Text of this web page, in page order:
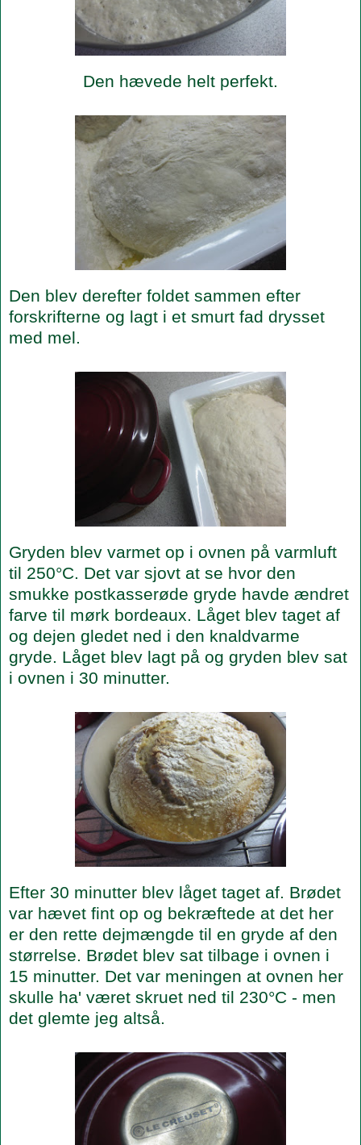
Den hævede helt perfekt.
Den blev derefter foldet sammen efter
forskrifterne og lagt i et smurt fad drysset
med mel.
Gryden blev varmet op i ovnen på varmluft
til 250°C. Det var sjovt at se hvor den
smukke postkasserøde gryde havde ændret
farve til mørk bordeaux. Låget blev taget af
og dejen gledet ned i den knaldvarme
gryde. Låget blev lagt på og gryden blev sat
i ovnen i 30 minutter.
Efter 30 minutter blev låget taget af. Brødet
var hævet fint op og bekræftede at det her
er den rette dejmængde til en gryde af den
størrelse. Brødet blev sat tilbage i ovnen i
15 minutter. Det var meningen at ovnen her
skulle ha' været skruet ned til 230°C - men
det glemte jeg altså.